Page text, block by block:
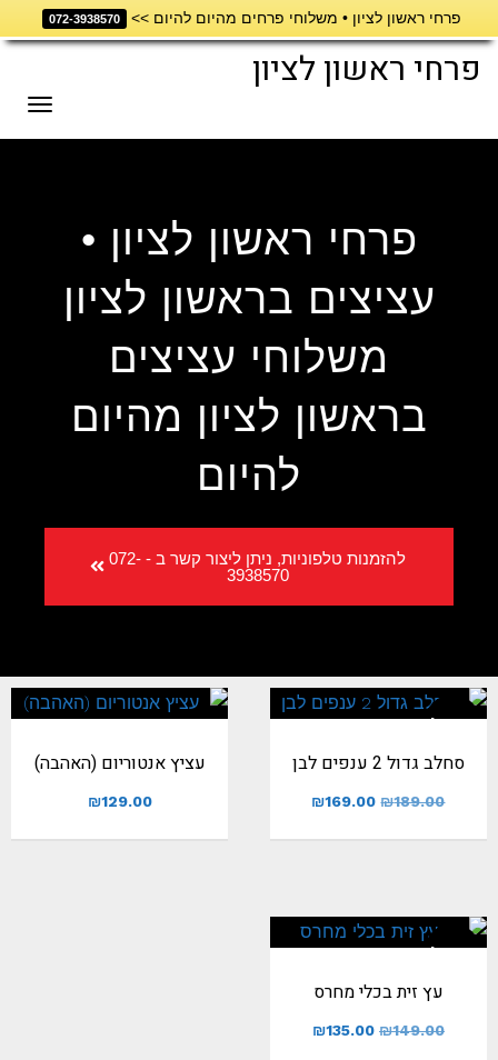
פרחי ראשון לציון • משלוחי פרחים מהיום להיום >> 072-3938570
לתוכןפרחי ראשון לציון
פרחי ראשון לציון •
עציצים בראשון לציון
משלוחי עציצים
בראשון לציון מהיום
להיום
להזמנות טלפוניות, ניתן ליצור קשר ב - 072-
3938570
מבצע!
סחלב גדול 2 ענפים לבן
₪189.00
₪169.00
עציץ אנטוריום (האהבה)
₪129.00
מבצע!
עץ זית בכלי מחרס
₪149.00
₪135.00